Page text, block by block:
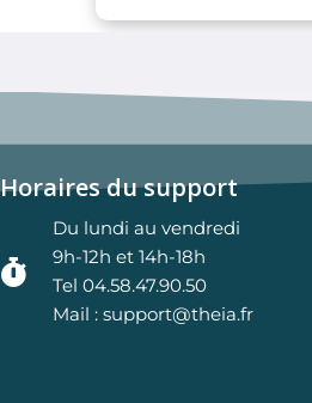
Horaires du support
Du lundi au vendredi
9h-12h et 14h-18h
Tel 04.58.47.90.50
Mail : support@theia.fr